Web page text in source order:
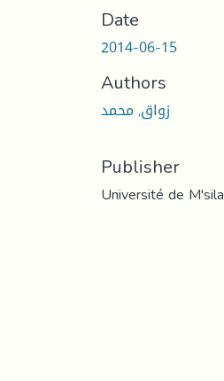
Date
2014-06-15
Authors
زواق, محمد
Publisher
Université de M'sila